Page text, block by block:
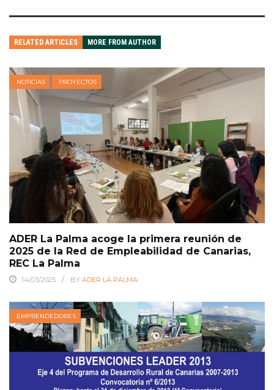
RELATED ARTICLES MORE FROM AUTHOR
NOTICIAS PROYECTOS
ADER La Palma acoge la primera reunión de
2025 de la Red de Empleabilidad de Canarias,
REC La Palma
14/03/2025 BY ADER LA PALMA
EMPRENDEDORES